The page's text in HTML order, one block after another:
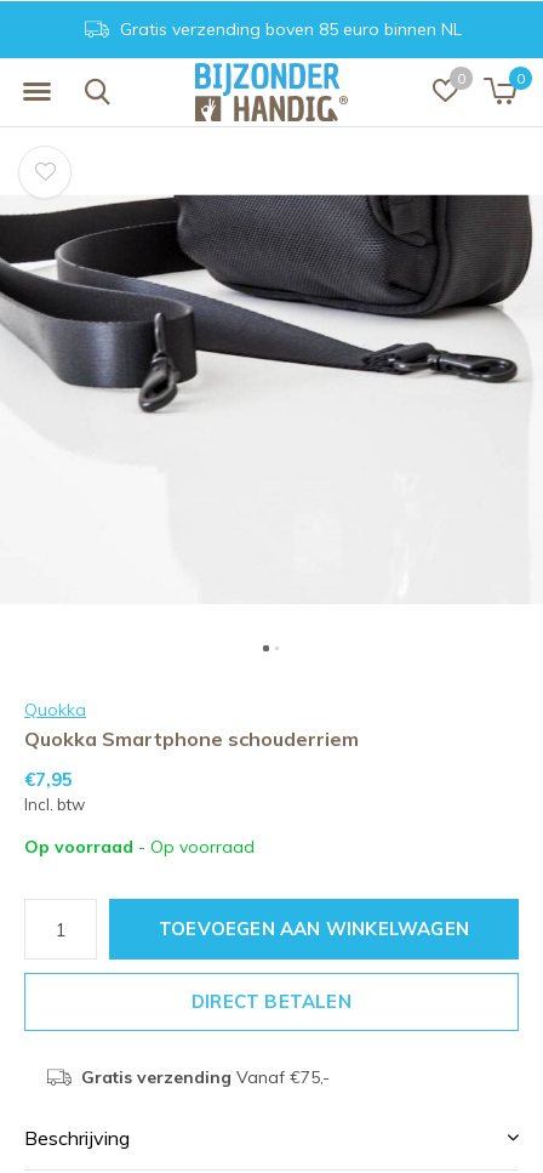
0 0
Gratis verzending boven 85 euro binnen NL
Quokka
Quokka Smartphone schouderriem
€7,95
Incl. btw
Op voorraad - Op voorraad
TOEVOEGEN AAN WINKELWAGEN
DIRECT BETALEN
Gratis verzending Vanaf €75,-
Beschrijving